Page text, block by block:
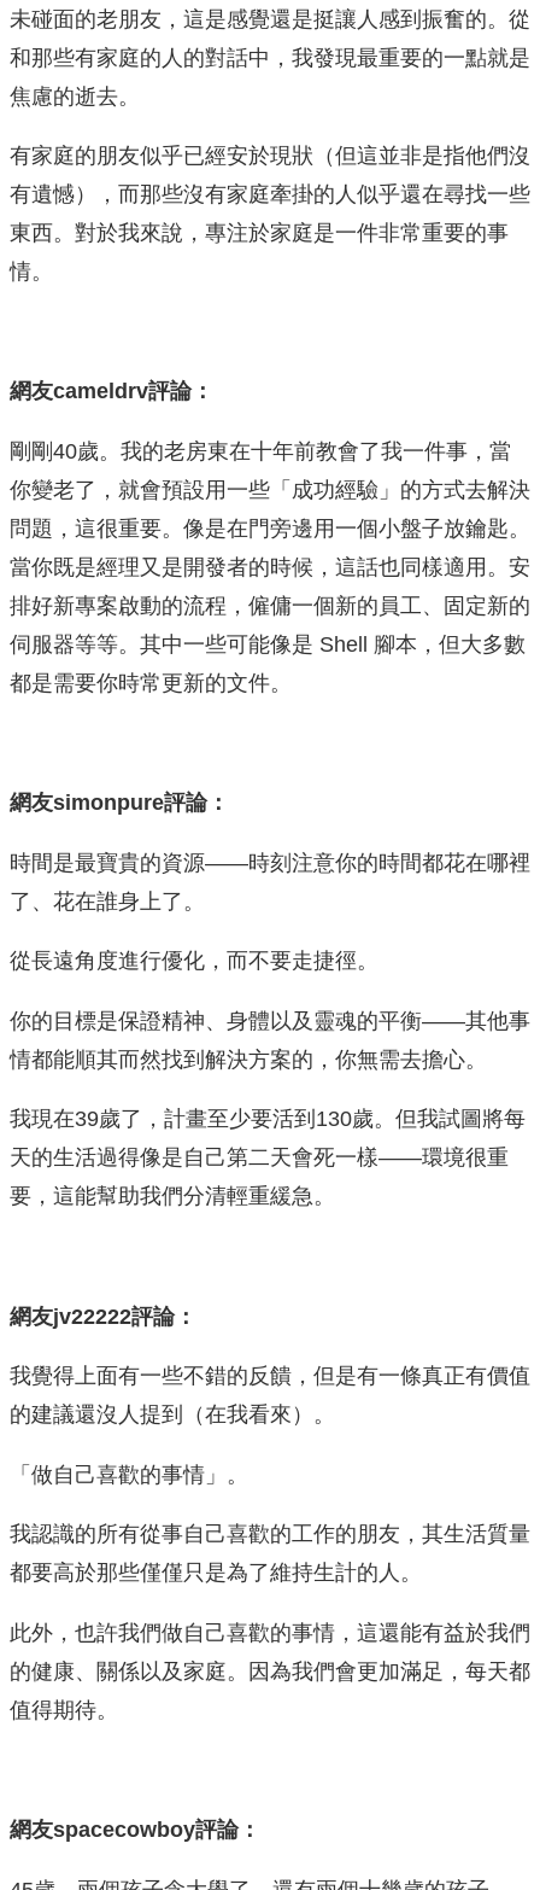
未碰面的老朋友，這是感覺還是挺讓人感到振奮的。從
和那些有家庭的人的對話中，我發現最重要的一點就是
焦慮的逝去。
有家庭的朋友似乎已經安於現狀（但這並非是指他們沒
有遺憾），而那些沒有家庭牽掛的人似乎還在尋找一些
東西。對於我來說，專注於家庭是一件非常重要的事
情。
網友cameldrv評論：
剛剛40歲。我的老房東在十年前教會了我一件事，當
你變老了，就會預設用一些「成功經驗」的方式去解決
問題，這很重要。像是在門旁邊用一個小盤子放鑰匙。
當你既是經理又是開發者的時候，這話也同樣適用。安
排好新專案啟動的流程，僱傭一個新的員工、固定新的
伺服器等等。其中一些可能像是 Shell 腳本，但大多數
都是需要你時常更新的文件。
網友simonpure評論：
時間是最寶貴的資源——時刻注意你的時間都花在哪裡
了、花在誰身上了。
從長遠角度進行優化，而不要走捷徑。
你的目標是保證精神、身體以及靈魂的平衡——其他事
情都能順其而然找到解決方案的，你無需去擔心。
我現在39歲了，計畫至少要活到130歲。但我試圖將每
天的生活過得像是自己第二天會死一樣——環境很重
要，這能幫助我們分清輕重緩急。
網友jv22222評論：
我覺得上面有一些不錯的反饋，但是有一條真正有價值
的建議還沒人提到（在我看來）。
「做自己喜歡的事情」。
我認識的所有從事自己喜歡的工作的朋友，其生活質量
都要高於那些僅僅只是為了維持生計的人。
此外，也許我們做自己喜歡的事情，這還能有益於我們
的健康、關係以及家庭。因為我們會更加滿足，每天都
值得期待。
網友spacecowboy評論：